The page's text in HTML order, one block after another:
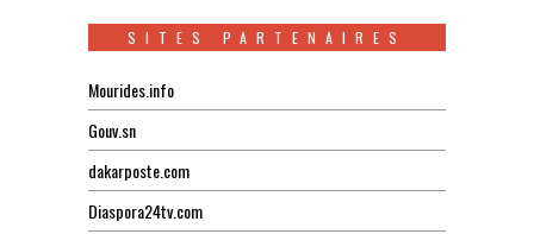
SITES PARTENAIRES
Mourides.info
Gouv.sn
dakarposte.com
Diaspora24tv.com